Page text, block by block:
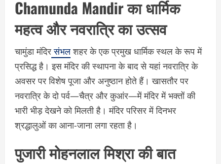
Chamunda Mandir का धार्मिक
महत्व और नवरात्रि का उत्सव
चामुंडा मंदिरसंभलशहर के एक प्रमुख धार्मिक स्थल के रूप में
प्रसिद्ध है। इस मंदिर की स्थापना के बाद से यहां नवरात्रि के
अवसर पर विशेष पूजा और अनुष्ठान होते हैं। खासतौर पर
नवरात्रि के दो पर्व—चैत्र और कुआंर—में मंदिर में भक्तों की
भारी भीड़ देखने को मिलती है। मंदिर परिसर में दिनभर
श्रद्धालुओं का आना-जाना लगा रहता है।
पुजारी मोहनलाल मिश्रा की बात